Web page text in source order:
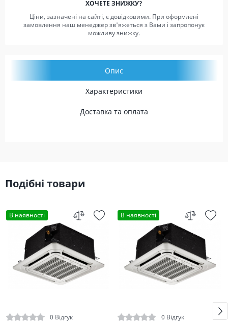
ХОЧЕТЕ ЗНИЖКУ?
Ціни, зазначені на сайті, є довідковими. При оформлені
замовлення наш менеджер зв'яжеться з Вами і запропонує
можливу знижку.
Опис
Характеристики
Доставка та оплата
Подібні товари
В наявності
0 Відгук
В наявності
0 Відгук